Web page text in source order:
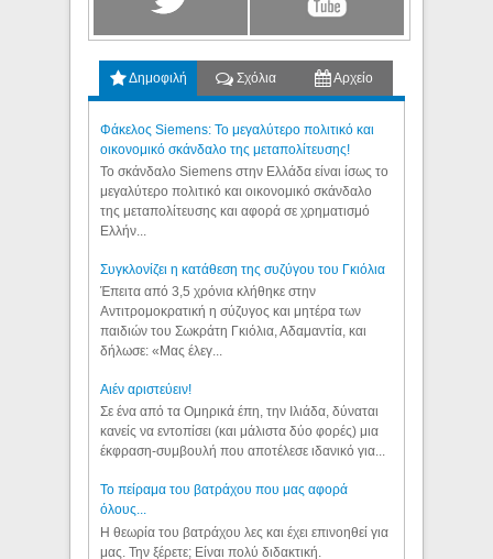
Δημοφιλή Σχόλια Αρχείο
Φάκελος Siemens: Το μεγαλύτερο πολιτικό και
οικονομικό σκάνδαλο της μεταπολίτευσης!
Το σκάνδαλο Siemens στην Ελλάδα είναι ίσως το
μεγαλύτερο πολιτικό και οικονομικό σκάνδαλο
της μεταπολίτευσης και αφορά σε χρηματισμό
Ελλήν...
Συγκλονίζει η κατάθεση της συζύγου του Γκιόλια
Έπειτα από 3,5 χρόνια κλήθηκε στην
Αντιτρομοκρατική η σύζυγος και μητέρα των
παιδιών του Σωκράτη Γκιόλια, Αδαμαντία, και
δήλωσε: «Μας έλεγ...
Aιέν αριστεύειν!
Σε ένα από τα Ομηρικά έπη, την Ιλιάδα, δύναται
κανείς να εντοπίσει (και μάλιστα δύο φορές) μια
έκφραση-συμβουλή που αποτέλεσε ιδανικό για...
Το πείραμα του βατράχου που μας αφορά
όλους...
Η θεωρία του βατράχου λες και έχει επινοηθεί για
μας. Την ξέρετε; Είναι πολύ διδακτική.